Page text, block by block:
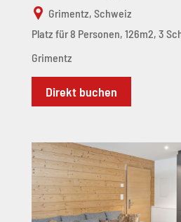
Grimentz, Schweiz
Platz für 8 Personen, 126m2, 3
Grimentz
Direkt buchen